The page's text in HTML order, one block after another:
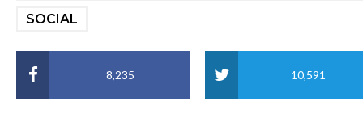
SOCIAL
8,235 10,591